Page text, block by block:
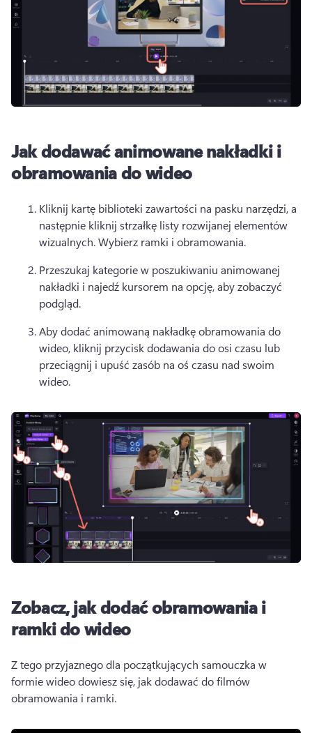
Jak dodawać animowane nakładki i
obramowania do wideo
Kliknij kartę biblioteki zawartości na pasku narzędzi, a
następnie kliknij strzałkę listy rozwijanej elementów
wizualnych. Wybierz ramki i obramowania.
Przeszukaj kategorie w poszukiwaniu animowanej
nakładki i najedź kursorem na opcję, aby zobaczyć
podgląd.
Aby dodać animowaną nakładkę obramowania do
wideo, kliknij przycisk dodawania do osi czasu lub
przeciągnij i upuść zasób na oś czasu nad swoim
wideo.
Zobacz, jak dodać obramowania i
ramki do wideo
Z tego przyjaznego dla początkujących samouczka w
formie wideo dowiesz się, jak dodawać do filmów
obramowania i ramki.